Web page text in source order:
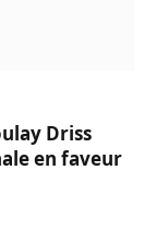
Driss
en faveur